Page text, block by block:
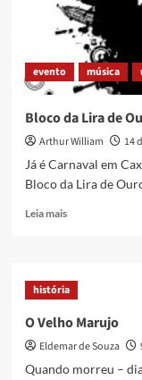
evento música
Bloco da Lira de
Arthur William 14
Já é Carnaval em
Bloco da Lira de
Leia maisRead
da
Lira
Ouro:
último
história
O Velho Marujo
Eldemar de Souza
Quando morreu –